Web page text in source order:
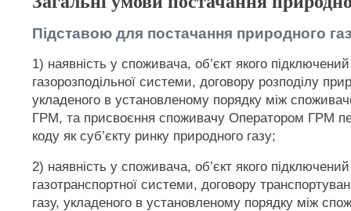
Підставою для постачання природного
1) наявність у споживача, об’єкт якого
газорозподільної системи, договору розподілу
укладеного в установленому порядку між
ГРМ, та присвоєння споживачу Оператором ГРМ
коду як суб’єкту ринку природного газу;
2) наявність у споживача, об’єкт якого
газотранспортної системи, договору
газу, укладеного в установленому порядку між